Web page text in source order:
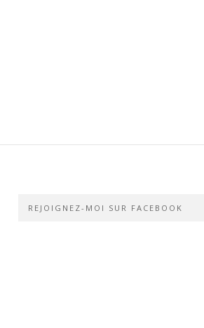
REJOIGNEZ-MOI SUR FACEBOOK